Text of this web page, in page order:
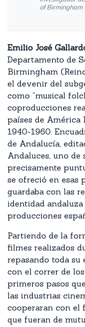
of Birmingham
Emilio José
Departamento de
Birmingham
el devenir del
como “musical
coproducciones
países de América
1940-1960.
de Andalucía,
Andaluces, uno de
precisamente
se ofreció en esas
guardaba con las
identidad
producciones
Partiendo de la
filmes realizados
repasando toda
con el correr de
primeros pasos
las industrias
cooperaran con el
que fueran de